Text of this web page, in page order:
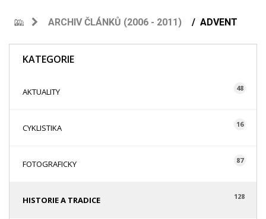
ARCHIV ČLÁNKŮ (2006 - 2011) ADVENT
KATEGORIE
AKTUALITY 48
CYKLISTIKA 16
FOTOGRAFICKY 87
HISTORIE A TRADICE 128